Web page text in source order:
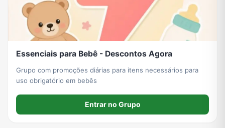
Essenciais para Bebê - Descontos Agora
Grupo com promoções diárias para itens necessários para
uso obrigatório em bebês
Entrar no Grupo